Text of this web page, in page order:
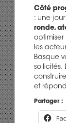
Côté
: une
ronde,
optimiser
les
Basque
sollicités.
construire
et
Partager :